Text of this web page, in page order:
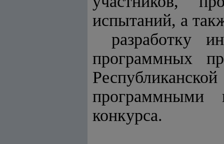
испытаний, а
разработку
программных
программными
конкурса.